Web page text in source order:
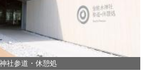
社参道・休憩処